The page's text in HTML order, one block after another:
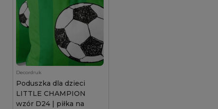
Decordruk
Poduszka dla dzieci
LITTLE CHAMPION
wzór D24 | piłka na